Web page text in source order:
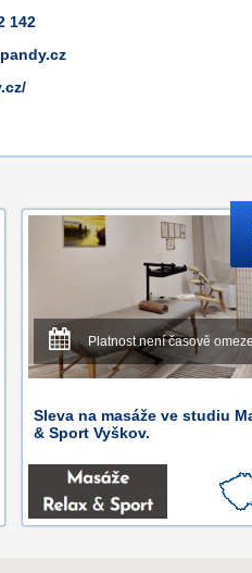
142
Platnost není časově
Sleva na masáže ve studiu
& Sport Vyškov.